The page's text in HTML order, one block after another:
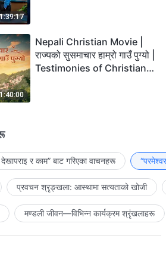
1:39:17
1:40:00
Nepali Christian Movie |
राज्यको सुसमाचार हाम्रो गाउँ पुग्यो |
Testimonies of Christians
र काम” बाट गरिएका वाचनहरू
प्रवचन श्रृङ्खला: आस्थामा सत्यताको खोजी
मण्डली जीवन—विभिन्‍न कार्यक्रम श्रृंखलाहरू